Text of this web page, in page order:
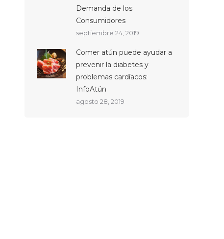
Demanda de los
Consumidores
septiembre 24, 2019
Comer atún puede ayudar a
prevenir la diabetes y
problemas cardíacos:
InfoAtún
agosto 28, 2019